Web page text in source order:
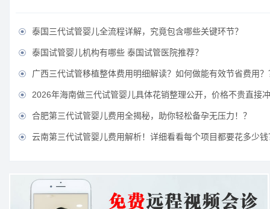
 泰国三代试管婴儿全流程详解，究竟包含哪些关键环节？
 泰国试管婴儿机构有哪些 泰国试管医院推荐？
 广西三代试管移植整体费用明细解读？如何做能有效节省费用？
 2026年海南做三代试管婴儿具体花销整理公开，价格不贵直接冲！？
 合肥第三代试管婴儿费用全揭秘，助你轻松备孕无压力！？
 云南第三代试管婴儿费用解析！详细看看每个项目都要花多少钱